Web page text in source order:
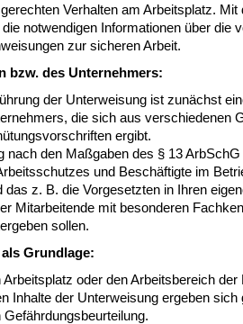
Verhalten am Arbeitsplatz. Mit
notwendigen Informationen über die
zur sicheren Arbeit.
bzw. des Unternehmers:
der Unterweisung ist zunächst
die sich aus verschiedenen
ergibt.
nach den Maßgaben des § 13
und Beschäftigte im
z. B. die Vorgesetzten in Ihren
Mitarbeitende mit besonderen
sollen.
Grundlage:
oder den Arbeitsbereich der
Inhalte der Unterweisung ergeben sich